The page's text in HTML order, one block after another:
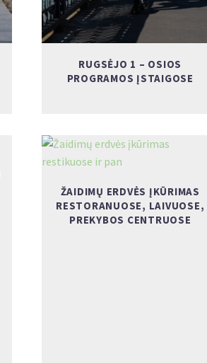
RUGSĖJO 1 – OSIOS
PROGRAMOS ĮSTAIGOSE
ŽAIDIMŲ ERDVĖS ĮKŪRIMAS
RESTORANUOSE, LAIVUOSE,
PREKYBOS CENTRUOSE